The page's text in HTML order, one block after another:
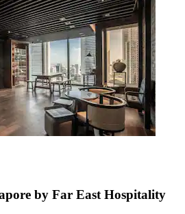
by Far East Hospitality